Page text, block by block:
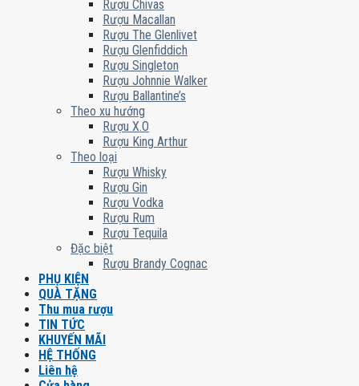
Rượu Chivas
Rượu Macallan
Rượu The Glenlivet
Rượu Glenfiddich
Rượu Singleton
Rượu Johnnie Walker
Rượu Ballantine’s
Theo xu hướng
Rượu X.O
Rượu King Arthur
Theo loại
Rượu Whisky
Rượu Gin
Rượu Vodka
Rượu Rum
Rượu Tequila
Đặc biệt
Rượu Brandy Cognac
PHỤ KIỆN
QUÀ TẶNG
Thu mua rượu
TIN TỨC
KHUYẾN MÃI
HỆ THỐNG
Liên hệ